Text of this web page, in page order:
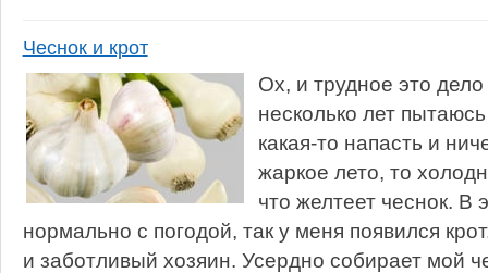
Чеснок и крот
Ох, и трудное это
несколько лет
какая-то напасть и
жаркое лето, то
что желтеет чеснок. В
нормально с погодой, так у меня появился
и заботливый хозяин. Усердно собирает мой